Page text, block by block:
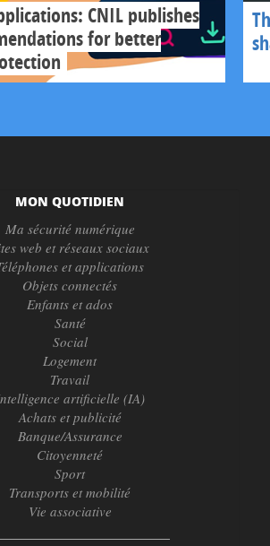
CNIL publishes
for better
MON QUOTIDIEN
Ma sécurité numérique
web et réseaux sociaux
et applications
Objets connectés
Enfants et ados
Santé
Social
Logement
Travail
artificielle (IA)
Achats et publicité
Banque/Assurance
Citoyenneté
Sport
Transports et mobilité
Vie associative